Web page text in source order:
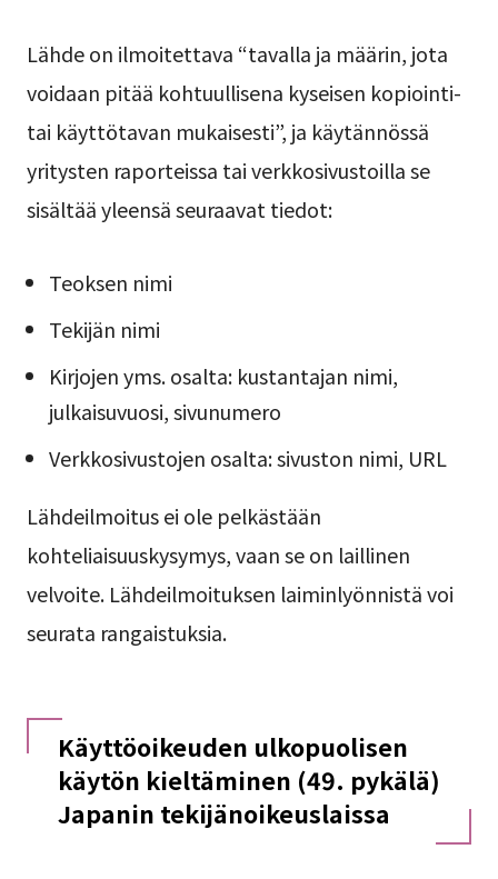
Lähde on ilmoitettava “tavalla ja määrin, jota
voidaan pitää kohtuullisena kyseisen kopiointi-
tai käyttötavan mukaisesti”, ja käytännössä
yritysten raporteissa tai verkkosivustoilla se
sisältää yleensä seuraavat tiedot:
Teoksen nimi
Tekijän nimi
Kirjojen yms. osalta: kustantajan nimi,
julkaisuvuosi, sivunumero
Verkkosivustojen osalta: sivuston nimi, URL
Lähdeilmoitus ei ole pelkästään
kohteliaisuuskysymys, vaan se on laillinen
velvoite. Lähdeilmoituksen laiminlyönnistä voi
seurata rangaistuksia.
Käyttöoikeuden ulkopuolisen
käytön kieltäminen (49. pykälä)
Japanin tekijänoikeuslaissa